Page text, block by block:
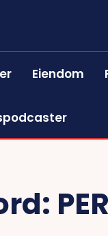
Eiendom